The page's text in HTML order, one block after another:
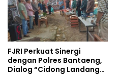
FJRI Perkuat Sinergi
dengan Polres Bantaeng,
Dialog “Cidong Landang”